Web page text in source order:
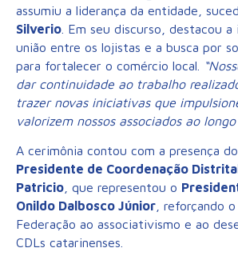
assumiu a liderança da entidade,
Silverio . Em seu discurso, destacou
união entre os lojistas e a busca por
para fortalecer o comércio local.
dar continuidade ao trabalho
trazer novas iniciativas que
valorizem nossos associados ao
A cerimônia contou com a presença do
Presidente de Coordenação
Patricio , que representou o
Onildo Dalbosco Júnior , reforçando
Federação ao associativismo e ao
CDLs catarinenses.